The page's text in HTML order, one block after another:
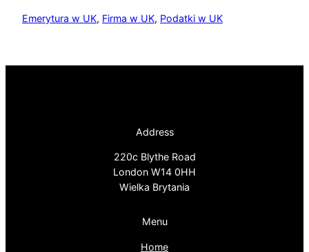
Emerytura w UK, Firma w UK, Podatki w UK
Address
220c Blythe Road
London W14 0HH
Wielka Brytania
Menu
Home